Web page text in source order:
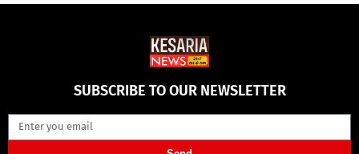
SUBSCRIBE TO OUR NEWSLETTER